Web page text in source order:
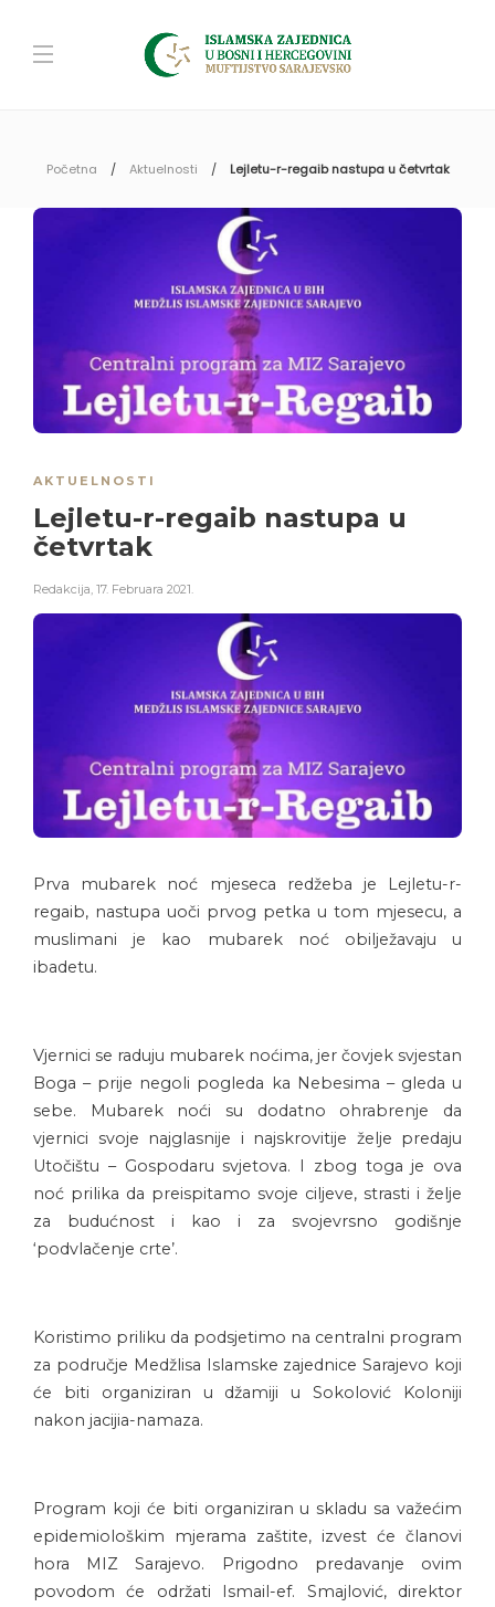
Početna Aktuelnosti Lejletu-r-regaib nastupa u četvrtak
AKTUELNOSTI
Lejletu-r-regaib nastupa u
četvrtak
Redakcija 17. Februara 2021.
Prva mubarek noć mjeseca redžeba je Lejletu-r-
regaib, nastupa uoči prvog petka u tom mjesecu, a
muslimani je kao mubarek noć obilježavaju u
ibadetu.
Vjernici se raduju mubarek noćima, jer čovjek svjestan
Boga – prije negoli pogleda ka Nebesima – gleda u
sebe. Mubarek noći su dodatno ohrabrenje da
vjernici svoje najglasnije i najskrovitije želje predaju
Utočištu – Gospodaru svjetova. I zbog toga je ova
noć prilika da preispitamo svoje ciljeve, strasti i želje
za budućnost i kao i za svojevrsno godišnje
‘podvlačenje crte’.
Koristimo priliku da podsjetimo na centralni program
za područje Medžlisa Islamske zajednice Sarajevo koji
će biti organiziran u džamiji u Sokolović Koloniji
nakon jacijia-namaza.
Program koji će biti organiziran u skladu sa važećim
epidemiološkim mjerama zaštite, izvest će članovi
hora MIZ Sarajevo. Prigodno predavanje ovim
povodom će održati Ismail-ef. Smajlović, direktor